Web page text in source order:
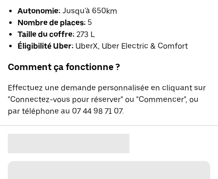
Autonomie: Jusqu'à 650km
Nombre de places: 5
Taille du coffre: 273 L
Éligibilité Uber: UberX, Uber Electric & Comfort
Comment ça fonctionne ?
Effectuez une demande personnalisée en cliquant sur
"Connectez-vous pour réserver" ou "Commencer", ou
par téléphone au 07 44 98 71 07.